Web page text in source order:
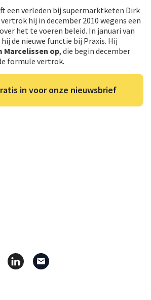
een verleden bij supermarktketen Dirk
hij in december 2010 wegens een
het te voeren beleid. In januari van
de nieuwe functie bij Praxis. Hij
Marcelissen op, die begin december
formule vertrok.
in voor onze nieuwsbrief